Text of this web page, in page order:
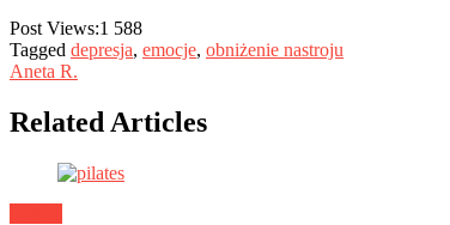
Post Views:1 588
Tagged depresja, emocje, obniżenie nastroju
Aneta R.
Related Articles